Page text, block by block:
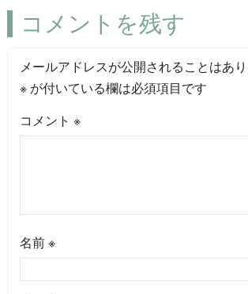
コメントを残す
メールアドレスが公開されることはあり
※が付いている欄は必須項目です
コメント ※
名前 ※